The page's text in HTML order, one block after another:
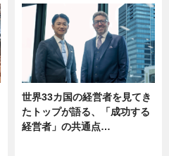
世界33カ国の経営者を見てき
たトップが語る、「成功する
経営者」の共通点…